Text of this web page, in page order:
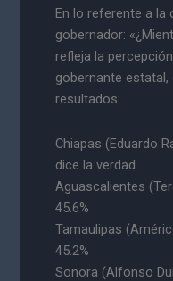
En lo referente a la
gobernador:
refleja la
gobernante
resultados:
Chiapas (Eduardo
dice la verdad
Aguascalientes
45.6%
Tamaulipas
45.2%
Sonora (Alfonso